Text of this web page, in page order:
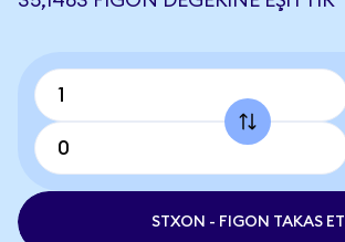
STXON - FIGON TAKAS ET